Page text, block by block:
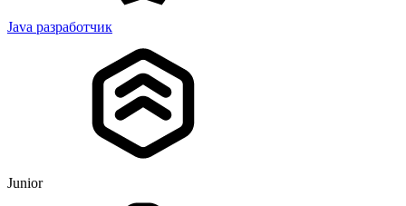
Java разработчик
Junior